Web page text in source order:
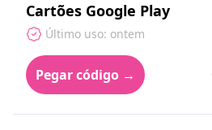
Cartões Google Play
Último uso: ontem
Pegar código →